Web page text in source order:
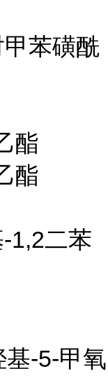
苯磺酰
酯
酯
1,2二苯
-5-甲氧